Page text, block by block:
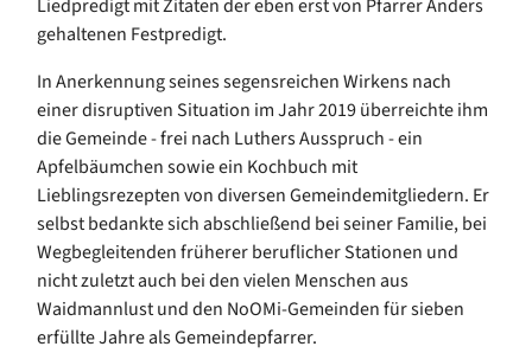
Liedpredigt mit Zitaten der eben erst von Pfarrer Anders
gehaltenen Festpredigt.
In Anerkennung seines segensreichen Wirkens nach
einer disruptiven Situation im Jahr 2019 überreichte ihm
die Gemeinde - frei nach Luthers Ausspruch - ein
Apfelbäumchen sowie ein Kochbuch mit
Lieblingsrezepten von diversen Gemeindemitgliedern. Er
selbst bedankte sich abschließend bei seiner Familie, bei
Wegbegleitenden früherer beruflicher Stationen und
nicht zuletzt auch bei den vielen Menschen aus
Waidmannlust und den NoOMi-Gemeinden für sieben
erfüllte Jahre als Gemeindepfarrer.